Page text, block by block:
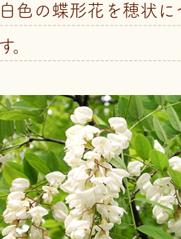
色の蝶形花を穂状
。